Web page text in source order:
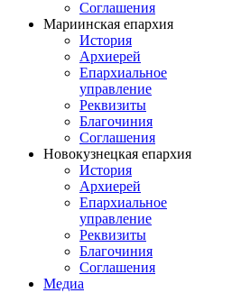
Соглашения
Мариинская епархия
История
Архиерей
Епархиальное
управление
Реквизиты
Благочиния
Соглашения
Новокузнецкая епархия
История
Архиерей
Епархиальное
управление
Реквизиты
Благочиния
Соглашения
Медиа